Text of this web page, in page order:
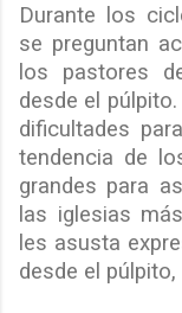
Durante los
se preguntan
los pastores
desde el
dificultades
tendencia de
grandes para
las iglesias
les asusta
desde el púlpito,